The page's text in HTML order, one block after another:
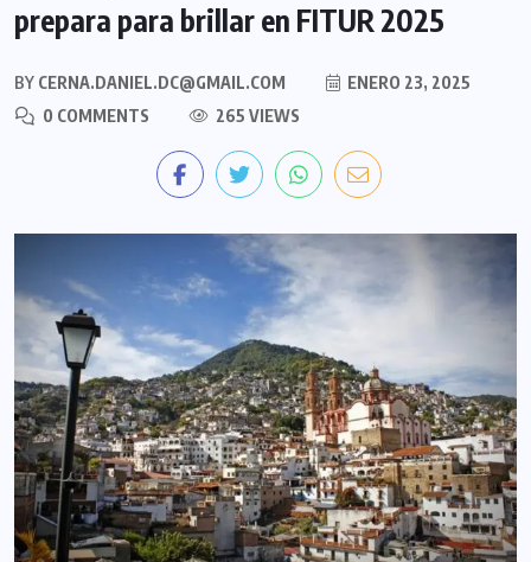
prepara para brillar en FITUR 2025
BY CERNA.DANIEL.DC@GMAIL.COM
ENERO 23, 2025
0 COMMENTS
265 VIEWS